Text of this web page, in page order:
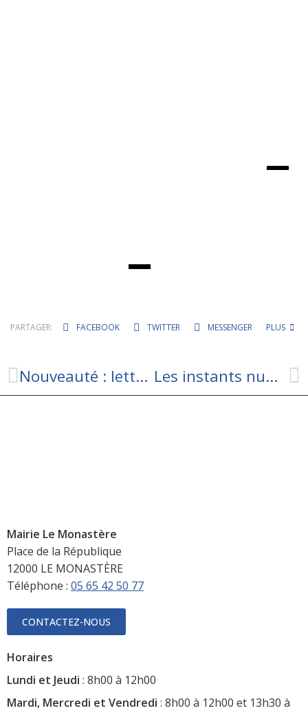
PARTAGER: FACEBOOK TWITTER MESSENGER PLUS
Nouveauté : lettre Services Plus en vente dans votre bureau de poste Les instants numériques
Mairie Le Monastère
Place de la République
12000 LE MONASTÈRE
Téléphone : 05 65 42 50 77
CONTACTEZ-NOUS
Horaires
Lundi et Jeudi : 8h00 à 12h00
Mardi, Mercredi et Vendredi : 8h00 à 12h00 et 13h30 à